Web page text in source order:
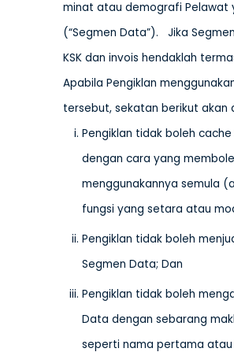
minat atau demografi Pelawat
(“Segmen Data”). Jika
KSK dan invois hendaklah
Apabila Pengiklan
tersebut, sekatan berikut akan
Pengiklan tidak boleh
dengan cara yang
menggunakannya semula
fungsi yang setara atau
Pengiklan tidak boleh
Segmen Data; Dan
Pengiklan tidak boleh
Data dengan sebarang
seperti nama pertama atau